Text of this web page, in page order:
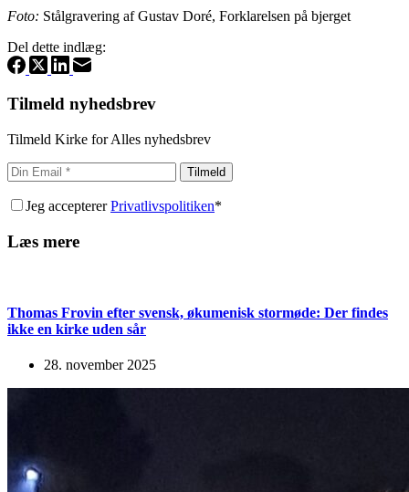
Foto: Stålgravering af Gustav Doré, Forklarelsen på bjerget
Del dette indlæg:
Tilmeld nyhedsbrev
Tilmeld Kirke for Alles nyhedsbrev
Tilmeld
Jeg acceptererPrivatlivspolitiken*
Læs mere
Thomas Frovin efter svensk, økumenisk stormøde: Der findes
ikke en kirke uden sår
28. november 2025